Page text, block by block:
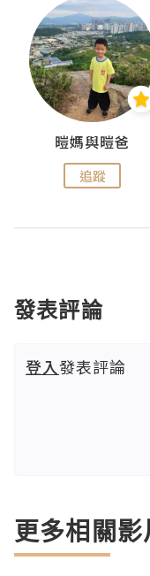
暟媽與暟爸
追蹤
發表評論
登入發表評論
更多相關影